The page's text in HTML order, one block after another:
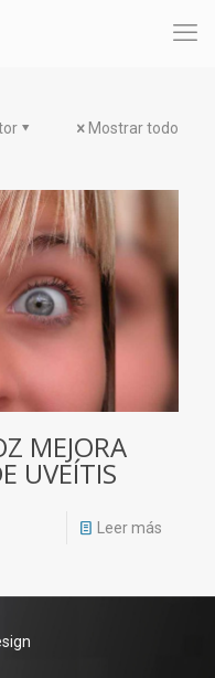
Mostrar todo
MEJORA
UVEÍTIS
Leer más